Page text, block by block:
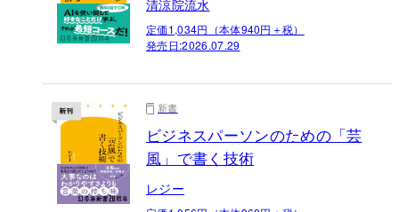
清涼院流水
定価1,034円（本体940円＋税）
発売日:2026.07.29
新書
ビジネスパーソンのための「芸
風」で書く技術
レジー